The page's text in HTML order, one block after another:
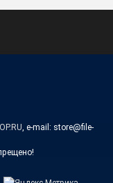
, e-mail: store@file-